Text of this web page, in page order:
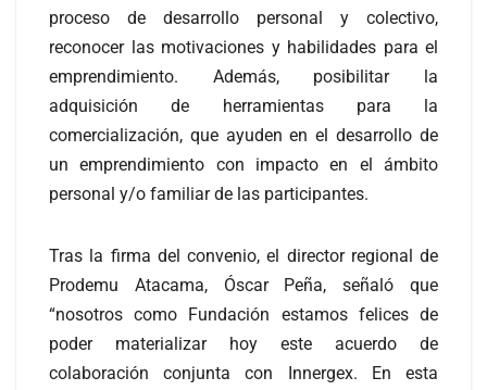
proceso de desarrollo personal y colectivo,
reconocer las motivaciones y habilidades para el
emprendimiento. Además, posibilitar la
adquisición de herramientas para la
comercialización, que ayuden en el desarrollo de
un emprendimiento con impacto en el ámbito
personal y/o familiar de las participantes.
Tras la firma del convenio, el director regional de
Prodemu Atacama, Óscar Peña, señaló que
“nosotros como Fundación estamos felices de
poder materializar hoy este acuerdo de
colaboración conjunta con Innergex. En esta